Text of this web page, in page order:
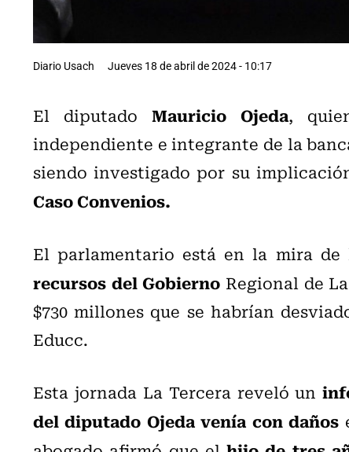
Diario Usach Jueves 18 de abril de 2024 - 10:17
El diputadoMauricio Ojeda,
independiente e integrante de la
siendo investigado por su
Caso Convenios.
El parlamentario está en la mira
recursos del Gobierno Regional de
$730 millones que se habrían
Educc.
Esta jornada La Tercera reveló un
del diputado Ojeda venía con daños